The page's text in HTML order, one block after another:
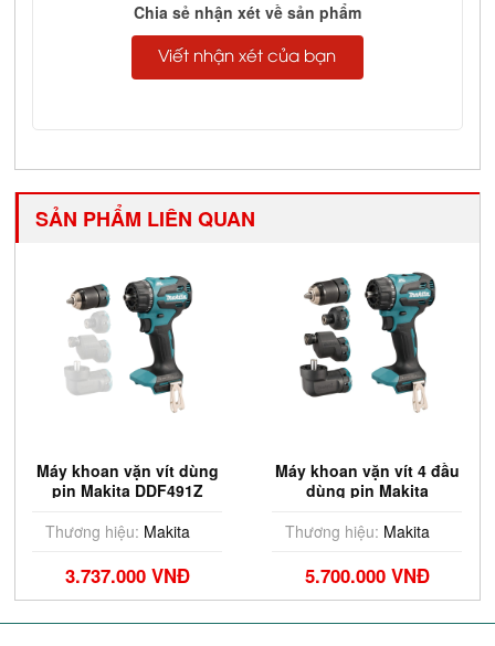
Chia sẻ nhận xét về sản phẩm
Viết nhận xét của bạn
SẢN PHẨM LIÊN QUAN
Máy khoan vặn vít dùng
pin Makita DDF491Z
Thương hiệu:Makita
3.737.000 VNĐ
Máy khoan vặn vít 4 đầu
dùng pin Makita
Sạc)
Thương hiệu:Makita
5.700.000 VNĐ